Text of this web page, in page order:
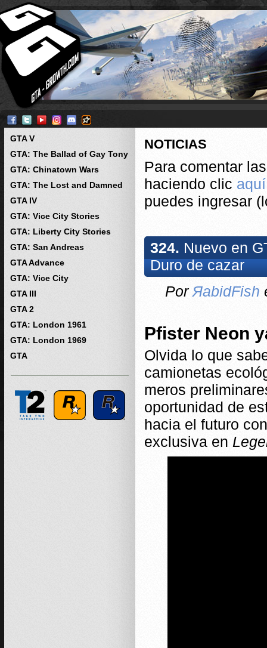
GTA V
GTA: The Ballad of Gay Tony
GTA: Chinatown Wars
GTA: The Lost and Damned
GTA IV
GTA: Vice City Stories
GTA: Liberty City Stories
GTA: San Andreas
GTA Advance
GTA: Vice City
GTA III
GTA 2
GTA: London 1961
GTA: London 1969
GTA
NOTICIAS
Para comentar
haciendo clic aquí
puedes ingresar
324. Nuevo en
Duro de cazar
Por ЯabidFish
Pfister Neon
Olvida lo que
camionetas
meros
oportunidad de
hacia el futuro
exclusiva en